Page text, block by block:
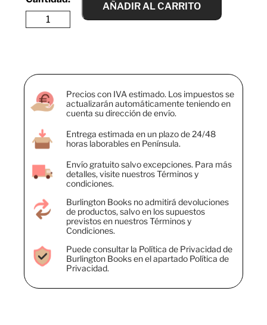
AÑADIR AL CARRITO
Precios con IVA estimado. Los impuestos se
actualizarán automáticamente teniendo en
cuenta su dirección de envío.
Entrega estimada en un plazo de 24/48
horas laborables en Península.
Envío gratuito salvo excepciones. Para más
detalles, visite nuestros Términos y
condiciones.
Burlington Books no admitirá devoluciones
de productos, salvo en los supuestos
previstos en nuestros Términos y
Condiciones.
Puede consultar la Política de Privacidad de
Burlington Books en el apartado Política de
Privacidad.